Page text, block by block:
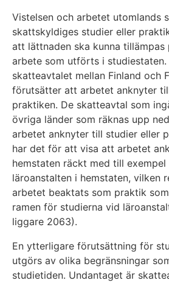
Vistelsen och arbetet utomlands
skattskyldiges studier eller
att lättnaden ska kunna
arbete som utförts i
skatteavtalet mellan Finland och
förutsätter att arbetet anknyter
praktiken. De skatteavtal som
övriga länder som räknas upp
arbetet anknyter till studier eller
har det för att visa att arbetet
hemstaten räckt med till
läroanstalten i hemstaten, vilken
arbetet beaktats som praktik
ramen för studierna vid
liggare 2063).
En ytterligare förutsättning för
utgörs av olika begränsningar
studietiden. Undantaget är